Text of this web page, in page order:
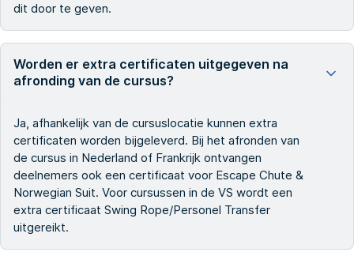
dit door te geven.
Worden er extra certificaten uitgegeven na
afronding van de cursus?
Ja, afhankelijk van de cursuslocatie kunnen extra
certificaten worden bijgeleverd. Bij het afronden van
de cursus in Nederland of Frankrijk ontvangen
deelnemers ook een certificaat voor Escape Chute &
Norwegian Suit. Voor cursussen in de VS wordt een
extra certificaat Swing Rope/Personel Transfer
uitgereikt.